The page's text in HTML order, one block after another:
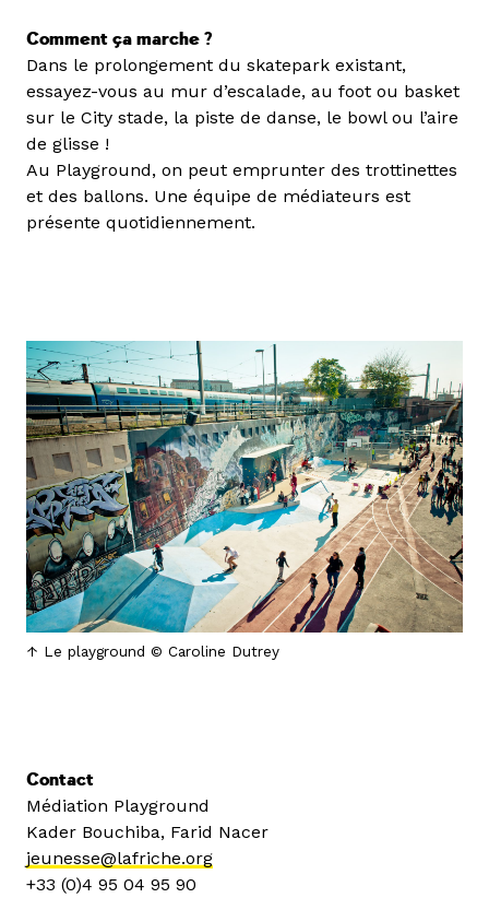
Comment ça marche ?
Dans le prolongement du skatepark existant,
essayez-vous au mur d’escalade, au foot ou basket
sur le City stade, la piste de danse, le bowl ou l’aire
de glisse !
Au Playground, on peut emprunter des trottinettes
et des ballons. Une équipe de médiateurs est
présente quotidiennement.
Le playground © Caroline Dutrey
Contact
Médiation Playground
Kader Bouchiba, Farid Nacer
jeunesse@lafriche.org
+33 (0)4 95 04 95 90